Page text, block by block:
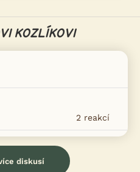
KOZLÍKOVI
2 reakcí
diskusí